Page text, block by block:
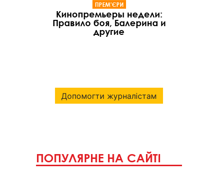
ПРЕМ'ЄРИ
Кинопремьеры недели:
Правило боя, Балерина и
другие
Допомогти журналістам
ПОПУЛЯРНЕ НА САЙТІ